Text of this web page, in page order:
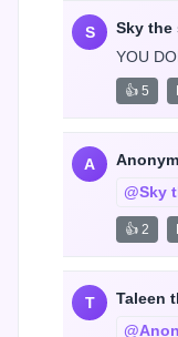
S Sky the
YOU
👍 5
A
@Sky
👍 2
T Taleen